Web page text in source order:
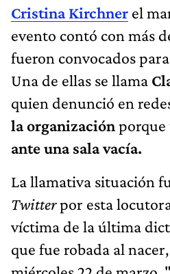
Cristina Kirchner el
evento contó con más
fueron convocados
Una de ellas se llama
quien denunció en
la organización
ante una sala vacía.
La llamativa situación
Twitterpor esta
víctima de la última
que fue robada al